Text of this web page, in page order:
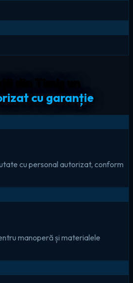
cu garanție
cu personal autorizat, conform
manoperă și materialele